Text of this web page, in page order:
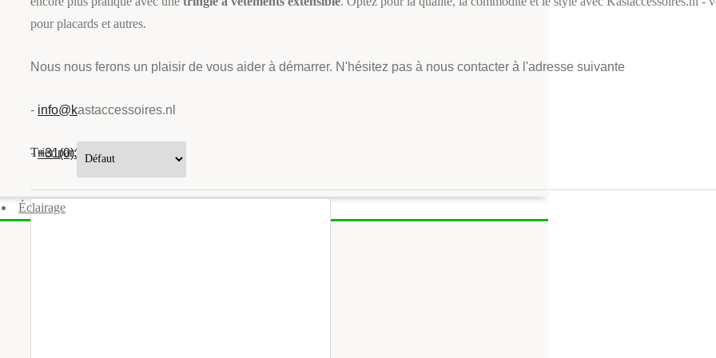
Éclairage
pour placards et autres.
Nous nous ferons un plaisir de vous aider à démarrer. N'hésitez pas à nous contacter à l'adresse suivante
- info@kastaccessoires.nl
-+31(0)13 - 462 74 29
Trier par: